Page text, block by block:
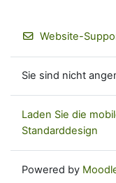
Website-
Sie sind nicht
Laden Sie die
Standarddesign
Powered by